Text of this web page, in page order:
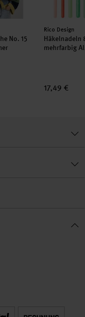
No. 15
Hersteller:
Rico Design
Häkelnadeln
mehrfarbig
17,49 €